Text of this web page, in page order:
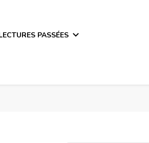
PASSÉES